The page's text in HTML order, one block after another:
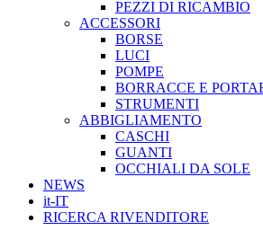
PEZZI DI RICAMBIO
ACCESSORI
BORSE
LUCI
POMPE
BORRACCE E
STRUMENTI
ABBIGLIAMENTO
CASCHI
GUANTI
OCCHIALI DA SOLE
NEWS
it-IT
RICERCA RIVENDITORE